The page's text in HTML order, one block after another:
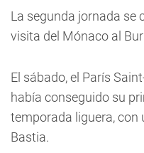
La segunda jornada se
visita del Mónaco al
El sábado, el París
había conseguido su
temporada liguera, con
Bastia.